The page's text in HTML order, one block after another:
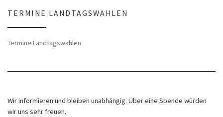
TERMINE LANDTAGSWAHLEN
Termine Landtagswahlen
Wir informieren und bleiben unabhängig. Über eine Spende würden
wir uns sehr freuen.